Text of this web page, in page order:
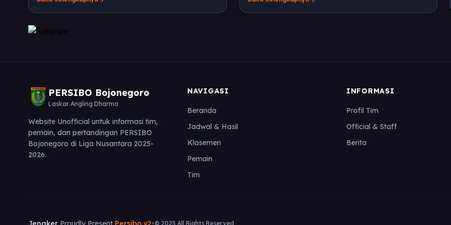
Jumat, 12 Desember 2025 sore. Laskar Angling
Dharma siap melanjutkan tren positif setelah
kemenangan perdana.
Persikutim United dengan skor akhir 2-1.
PERSIBO Bojonegoro
Laskar Angling Dharma
Website Unofficial untuk informasi tim,
pemain, dan pertandingan PERSIBO
Bojonegoro di Liga Nusantara 2025-
2026.
NAVIGASI
Beranda
Jadwal & Hasil
Klasemen
Pemain
Tim
INFORMASI
Profil Tim
Official & Staff
Berita
© 2025 All Rights Reserved